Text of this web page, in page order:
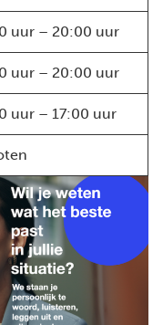
uur – 20:00 uur
uur – 20:00 uur
uur – 17:00 uur